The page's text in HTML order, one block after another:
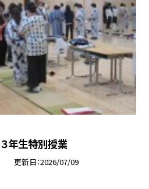
３年生特別授業
更新日 2026/07/09